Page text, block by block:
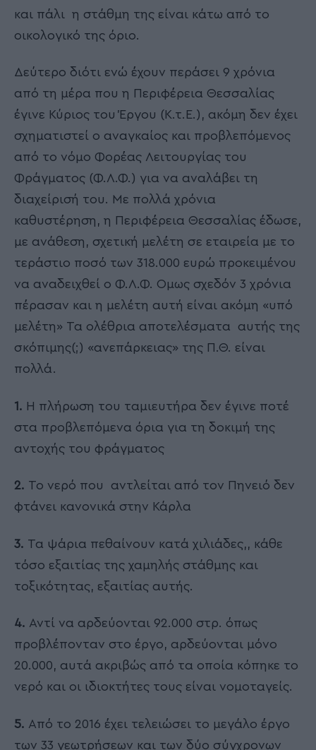
και πάλι η στάθμη της είναι κάτω από το
οικολογικό της όριο.
Δεύτερο διότι ενώ έχουν περάσει 9 χρόνια
από τη μέρα που η Περιφέρεια Θεσσαλίας
έγινε Κύριος του Έργου (Κ.τ.Ε.), ακόμη δεν έχει
σχηματιστεί ο αναγκαίος και προβλεπόμενος
από το νόμο Φορέας Λειτουργίας του
Φράγματος (Φ.Λ.Φ.) για να αναλάβει τη
διαχείρισή του. Με πολλά χρόνια
καθυστέρηση, η Περιφέρεια Θεσσαλίας έδωσε,
με ανάθεση, σχετική μελέτη σε εταιρεία με το
τεράστιο ποσό των 318.000 ευρώ προκειμένου
να αναδειχθεί ο Φ.Λ.Φ. Όμως σχεδόν 3 χρόνια
πέρασαν και η μελέτη αυτή είναι ακόμη «υπό
μελέτη» Τα ολέθρια αποτελέσματα αυτής της
σκόπιμης(;) «ανεπάρκειας» της Π.Θ. είναι
πολλά.
1. Η πλήρωση του ταμιευτήρα δεν έγινε ποτέ
στα προβλεπόμενα όρια για τη δοκιμή της
αντοχής του φράγματος
2. Το νερό που αντλείται από τον Πηνειό δεν
φτάνει κανονικά στην Κάρλα
3. Τα ψάρια πεθαίνουν κατά χιλιάδες,, κάθε
τόσο εξαιτίας της χαμηλής στάθμης και
τοξικότητας, εξαιτίας αυτής.
4. Αντί να αρδεύονται 92.000 στρ. όπως
προβλέπονταν στο έργο, αρδεύονται μόνο
20.000, αυτά ακριβώς από τα οποία κόπηκε το
νερό και οι ιδιοκτήτες τους είναι νομοταγείς.
5. Από το 2016 έχει τελειώσει το μεγάλο έργο
των 33 γεωτρήσεων και των δύο σύγχρονων